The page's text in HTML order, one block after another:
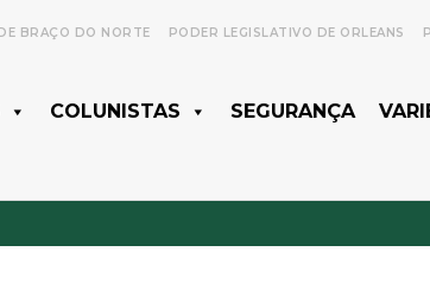
BRAÇO DO NORTE PODER LEGISLATIVO DE ORLEANS
COLUNISTAS SEGURANÇA